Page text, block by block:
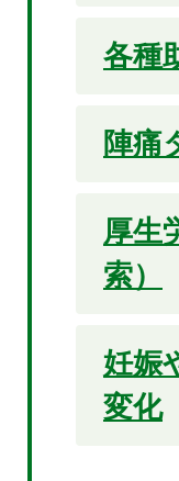
各種
陣痛
厚生
索）
妊娠
変化